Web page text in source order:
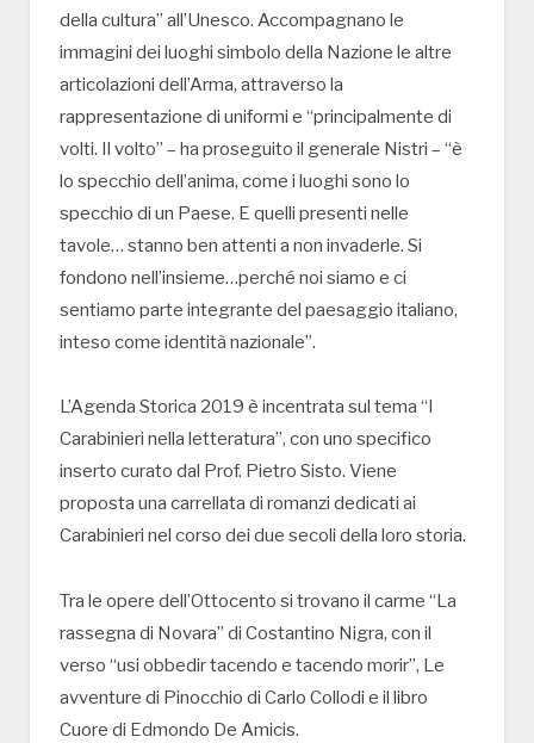
della cultura” all’Unesco. Accompagnano le
immagini dei luoghi simbolo della Nazione le altre
articolazioni dell’Arma, attraverso la
rappresentazione di uniformi e “principalmente di
volti. Il volto” – ha proseguito il generale Nistri – “è
lo specchio dell’anima, come i luoghi sono lo
specchio di un Paese. E quelli presenti nelle
tavole… stanno ben attenti a non invaderle. Si
fondono nell’insieme…perché noi siamo e ci
sentiamo parte integrante del paesaggio italiano,
inteso come identità nazionale”.
L’Agenda Storica 2019 è incentrata sul tema “I
Carabinieri nella letteratura”, con uno specifico
inserto curato dal Prof. Pietro Sisto. Viene
proposta una carrellata di romanzi dedicati ai
Carabinieri nel corso dei due secoli della loro storia.
Tra le opere dell’Ottocento si trovano il carme “La
rassegna di Novara” di Costantino Nigra, con il
verso “usi obbedir tacendo e tacendo morir”, Le
avventure di Pinocchio di Carlo Collodi e il libro
Cuore di Edmondo De Amicis.